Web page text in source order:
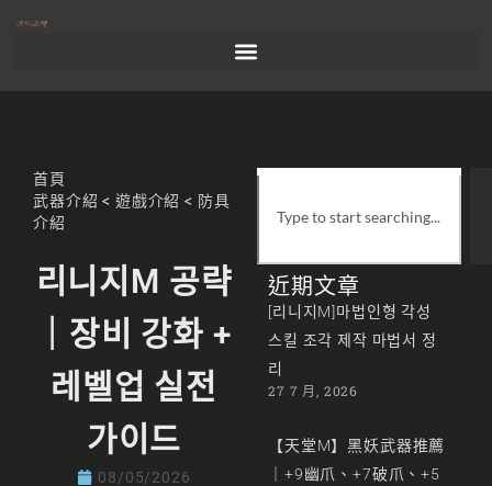
首頁
武器介紹 < 遊戲介紹 < 防具
介紹
리니지M 공략
｜장비 강화 +
레벨업 실전
가이드
08/05/2026
近期文章
[리니지M]마법인형 각성
스킬 조각 제작 마법서 정
리
27 7 月, 2026
【天堂M】黑妖武器推薦
｜+9幽爪、+7破爪、+5